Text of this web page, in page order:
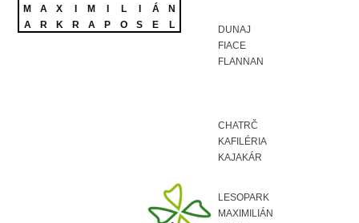
M
A X M L Á
N
A
R K R A P O S E L
DUNAJ
FIACE
FLANNAN
CHATRČ
KAFILÉRIA
KAJAKÁR
LESOPARK
MAXIMILIÁN